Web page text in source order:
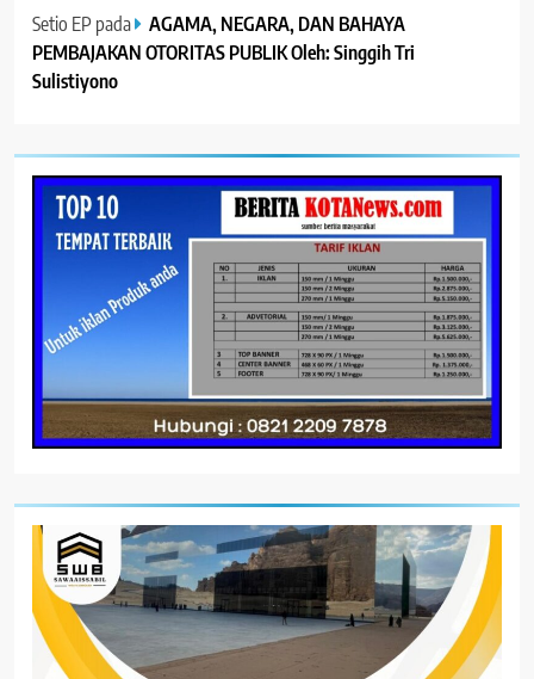
Setio EP pada
AGAMA, NEGARA, DAN BAHAYA
PEMBAJAKAN OTORITAS PUBLIK Oleh: Singgih Tri
Sulistiyono